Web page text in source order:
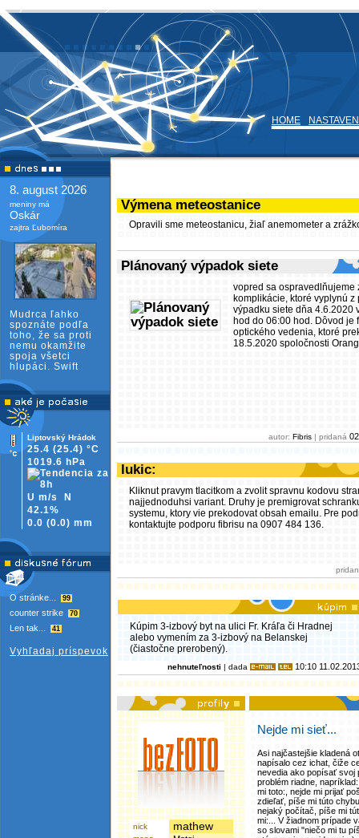
HOME
8. august 2026
meniny má
Oskár
zajtra Ľubomíra
Mudrca ľahko
spoznáte podľa
toho, že sa proti
nemu okamžite
spoja všetci
hlupáci. Swift
Liptovský Hrádok
25.4 (25.4) °C
1019.6 hPa
U m/s
N
42.1%
0.0 (0.0) mm
O stránke... 99
counter strike 70
Len tak... 41
Vyhľadaj príspevok
Výmena meteostanice
Opravili sme meteostanicu, žiaľ anemometer a
Plánovaný výpadok siete
vopred sa ospravedlňujeme
komplikácie, ktoré vyplynú
výpadku siete dňa 4.6.2020
hod do 06:00 hod. Dôvod je
optického vedenia, ktoré
18.5.2020 spoločnosti
autor: Fibris | pridaná
lukic:
Kliknut pravym tlacitkom a zvolit spravnu kodovu
najjednoduhsi variant. Druhy je premigrovat
systemu, ktory vie prekodovat obsah emailu. Pre
kontaktujte podporu fibrisu na 0907 484 136.
Kúpim 3-izbový byt na ulici Fr. Kráľa či Hradnej
alebo vymením za 3-izbový na Belanskej
(čiastočne prerobený).
nehnuteľnosti | dada 10:10
nick mathew
Nejde mi sieť...
Asi najčastejšie kladená
napísalo cez ichat, čiže
nevedia ako popísať svoj
problém riadne,
mi toto:, nejde mi prijať
zdieľať, píše mi túto
nejaký počítač, píše mi
mi:... V žiadnom prípade
so slovami "niečo mi tu